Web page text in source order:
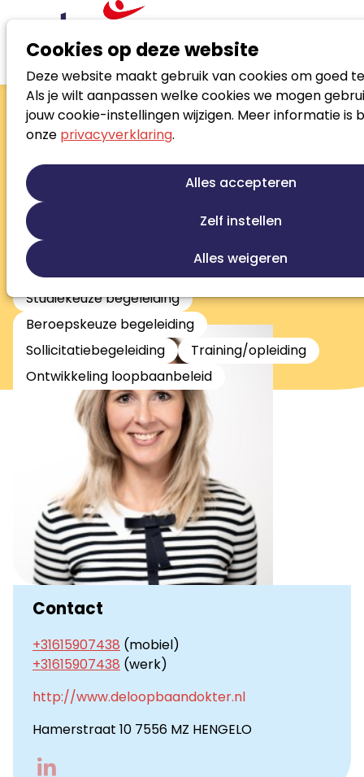
Cookies op deze website
Deze website maakt gebruik van cookies om goed
Als je wilt aanpassen welke cookies we mogen
jouw cookie-instellingen wijzigen. Meer informatie is
onze privacyverklaring.
Alles accepteren
Zelf instellen
Alles weigeren
Zoek loopbaanspecialist
Merel Arts
Loopbaancoach
Loopbaanontwikkeling
Talentontwikkeling
Persoonlijke ontwikkeling
Re-integratie
Re-integratie tweede spoor
Werkfit trajecten
Stress en burnout begeleiding
Studiekeuze begeleiding
Beroepskeuze begeleiding
Sollicitatiebegeleiding
Training/opleiding
Ontwikkeling loopbaanbeleid
Contact
+31615907438 (mobiel)
+31615907438 (werk)
http://www.deloopbaandokter.nl
Hamerstraat 10 7556 MZ HENGELO